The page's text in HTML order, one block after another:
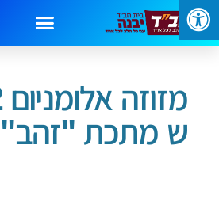
עמוד הבית/בתי מזוזה / מזוזה אלומניום 12 ס"מ ש מתכת "זהב"
ש מתכת "זהב"